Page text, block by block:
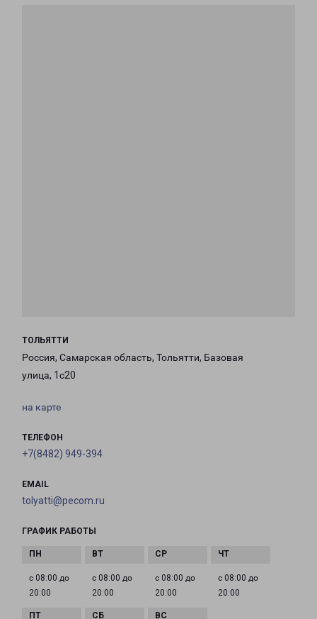
ТОЛЬЯТТИ
Россия, Самарская область, Тольятти, Базовая
улица, 1с20
на карте
ТЕЛЕФОН
+7(8482) 949-394
EMAIL
tolyatti@pecom.ru
ГРАФИК РАБОТЫ
с 08:00 до
20:00
с 08:00 до
20:00
с 08:00 до
20:00
с 08:00 до
20:00